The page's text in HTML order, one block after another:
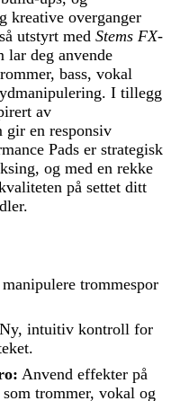
kreative overganger
utstyrt med Stems FX-
lar deg anvende
bass, vokal
I tillegg
av
gir en responsiv
Pads er strategisk
og med en rekke
på settet ditt
trommespor
Ny, intuitiv kontroll for
Anvend effekter på
trommer, vokal og